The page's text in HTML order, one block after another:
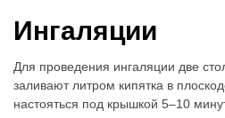
Ингаляции
Для проведения ингаляции две
заливают литром кипятка в
настояться под крышкой 5–10